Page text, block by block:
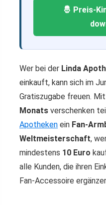
🤴 Preis-
Wer bei der Linda
einkauft, kann sich im
Gratiszugabe freuen.
Monats verschenken
Apotheken ein Fan-
Weltmeisterschaft,
mindestens 10 Euro
alle Kunden, die ihren
Fan-Accessoire